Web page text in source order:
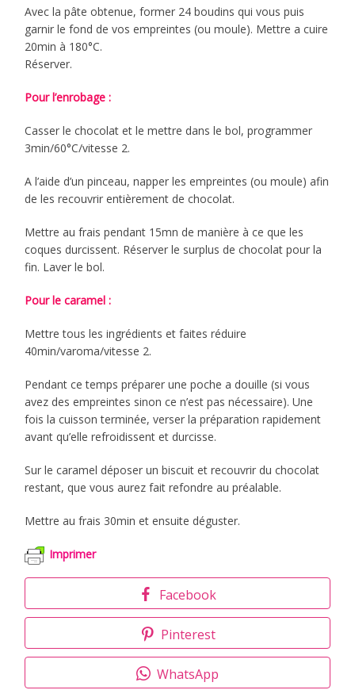
Avec la pâte obtenue, former 24 boudins qui vous puis
garnir le fond de vos empreintes (ou moule). Mettre a cuire
20min à 180°C.
Réserver.
Pour l’enrobage :
Casser le chocolat et le mettre dans le bol, programmer
3min/60°C/vitesse 2.
A l’aide d’un pinceau, napper les empreintes (ou moule) afin
de les recouvrir entièrement de chocolat.
Mettre au frais pendant 15mn de manière à ce que les
coques durcissent. Réserver le surplus de chocolat pour la
fin. Laver le bol.
Pour le caramel :
Mettre tous les ingrédients et faites réduire
40min/varoma/vitesse 2.
Pendant ce temps préparer une poche a douille (si vous
avez des empreintes sinon ce n’est pas nécessaire). Une
fois la cuisson terminée, verser la préparation rapidement
avant qu’elle refroidissent et durcisse.
Sur le caramel déposer un biscuit et recouvrir du chocolat
restant, que vous aurez fait refondre au préalable.
Mettre au frais 30min et ensuite déguster.
Imprimer
Facebook
Pinterest
WhatsApp